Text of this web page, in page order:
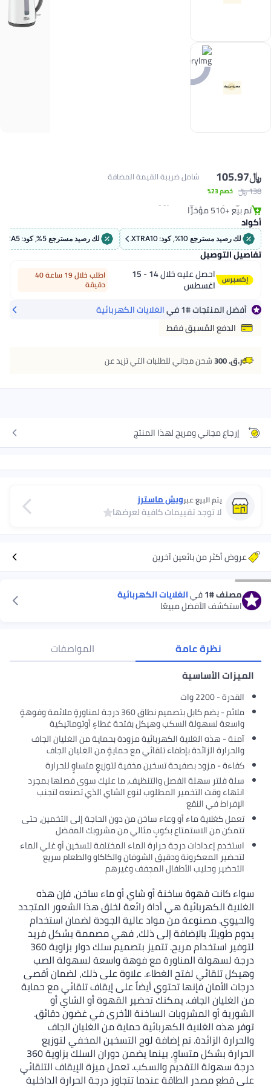
﷼‏105.97
138 ﷼‏ خصم 23%
شامل ضريبة القيمة المضافة
#1 في الغلايات الكهربائية
باقي 3 وحدات في المخزون
تم بيع +510 مؤخرًا
#1 في الغلايات الكهربائية
أكواد
لك رصيد مسترجع 10%, كود: EXTRA10 لك رصيد مسترجع 5%, كود: EXTRA5
تفاصيل التوصيل
احصل عليه خلال
14 - 15
اغسطس
اطلب خلال 19 ساعة 40
دقيقة
أفضل المنتجات#1 فيالغلايات الكهربائية
الدفع المُسبق فقط
ر.ق. 300 شحن مجاني للطلبات التي تزيد عن
إرجاع مجاني ومريح لهذا المنتج
يتم البيع عبرويش ماسترز
لا توجد تقييمات كافية لعرضها
عروض أكثر من بائعين آخرين
مصنف#1 فيالغلايات الكهربائية
استكشف الأفضل مبيعًا
نظرة عامة المواصفات
الميزات الأساسية
القدرة - 2200 وات
ملائم - يضم كابل بتصميم نطاق 360 درجة لمناورةٍ ملائمة وفوهةٍ
واسعة لسهولة السكب وهيكل بفتحة غطاءٍ أوتوماتيكية
آمنة - هذه الغلاية الكهربائية مزودة بحماية من الغليان الجاف
والحرارة الزائدة بإطفاء تلقائي مع حمايةٍ من الغليان الجاف
كفاءة - مزود بصفيحة تسخين مخفية لتوزيعٍ متساوٍ للحرارة
سلة فلتر سهلة الفصل والتنظيف، ما عليك سوى فصلها بمجرد
انتهاء وقت التخمير المطلوب لنوع الشاي الذي تصنعه لتجنب
الإفراط في النقع
تعمل كغلاية ماء أو وعاء ساخن من دون الحاجة إلى التخمين، حتى
تتمكن من الاستمتاع بكوبٍ مثالي من مشروبك المفضل
استخدم إعدادات درجة حرارة الماء المختلفة لتسخين أو غلي الماء
لتحضير المعكرونة ودقيق الشوفان والكاكاو والطعام سريع
التحضير وحليب الأطفال المجفف وغيرهم
سواء كانت قهوة ساخنة أو شاي أو ماء ساخن، فإن هذه
الغلاية الكهربائية هي أداة رائعة لخلق هذا الشعور المتجدد
والحيوي. مصنوعة من مواد عالية الجودة لضمان استخدام
يدوم طويلاً. بالإضافة إلى ذلك، فهي مصممة بشكل فريد
لتوفير استخدام مريح. تتميز بتصميم سلك دوار بزاوية 360
درجة لسهولة المناورة مع فوهة واسعة لسهولة الصب
وهيكل تلقائي لفتح الغطاء. علاوة على ذلك، لضمان أقصى
درجات الأمان فإنها تحتوي أيضاً على إيقاف تلقائي مع حماية
من الغليان الجاف. يمكنك تحضير القهوة أو الشاي أو
الشوربة أو المشروبات الساخنة الأخرى في غضون دقائق.
توفر هذه الغلاية الكهربائية حماية من الغليان الجاف
والحرارة الزائدة. تم إضافة لوح التسخين المخفي لتوزيع
الحرارة بشكل متساوٍ، بينما يضمن دوران السلك بزاوية 360
درجة سهولة التقديم والسكب. تعمل ميزة الإيقاف التلقائي
على قطع مصدر الطاقة عندما تتجاوز درجة الحرارة الداخلية